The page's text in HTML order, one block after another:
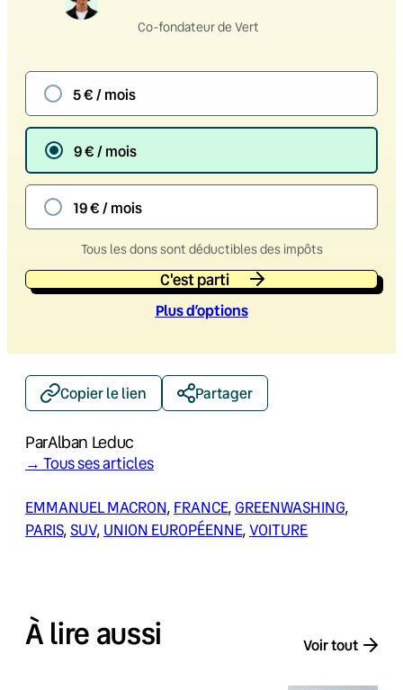
Co-fondateur de Vert
5 € / mois
9 € / mois
19 € / mois
Tous les dons sont déductibles des impôts
C'est parti
Plus d’options
Copier le lien Partager
ParAlban Leduc
→ Tous ses articles
EMMANUEL MACRON, FRANCE, GREENWASHING
PARIS, SUV, UNION EUROPÉENNE, VOITURE
À lire aussi Voir tout